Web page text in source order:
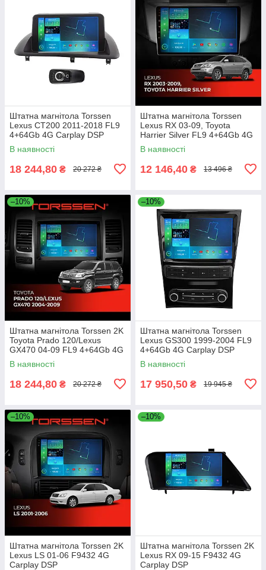
Штатна магнітола Torssen
Lexus CT200 2011-2018 FL9
4+64Gb 4G Carplay DSP
В наявності
18 244,80 ₴ 20 272 ₴
Штатна магнітола Torssen
Lexus RX 03-09, Toyota
Harrier Silver FL9 4+64Gb 4G
Carplay DSP
В наявності
12 146,40 ₴ 13 496 ₴
–10%
Штатна магнітола Torssen 2K
Toyota Prado 120/Lexus
GX470 04-09 FL9 4+64Gb 4G
Carplay DSP
В наявності
18 244,80 ₴ 20 272 ₴
–10%
Штатна магнітола Torssen
Lexus GS300 1999-2004 FL9
4+64Gb 4G Carplay DSP
В наявності
17 950,50 ₴ 19 945 ₴
–10%
Штатна магнітола Torssen 2K
Lexus LS 01-06 F9432 4G
Carplay DSP
–10%
Штатна магнітола Torssen 2K
Lexus RX 09-15 F9432 4G
Carplay DSP